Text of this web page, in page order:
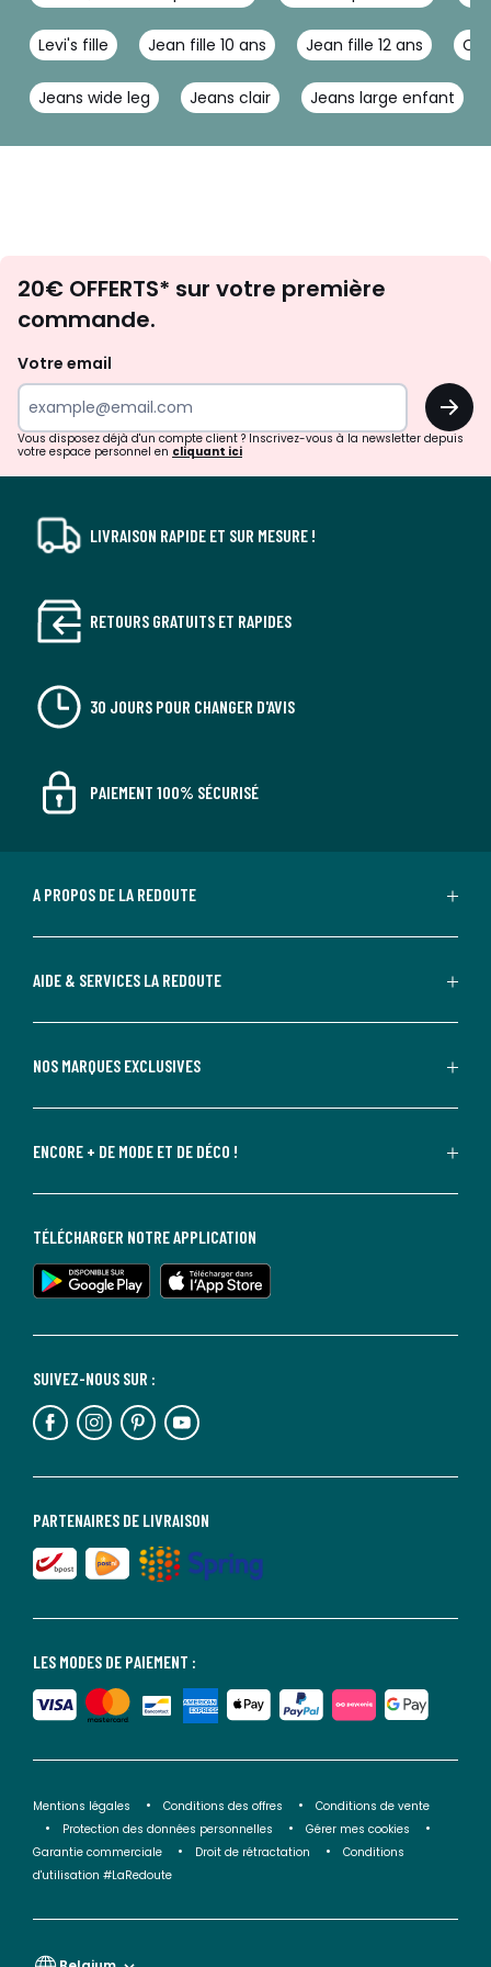
Levi's fille Jean fille 10 ans Jean fille 12 ans
Jeans wide leg Jeans clair Jeans large enfant
d'inspirations
surprises?
20€ OFFERTS* sur votre première
commande.
Votre email
OK
Vous disposez déjà d'un compte client ? Inscrivez-vous à la newsletter depuis
votre espace personnel en cliquant ici
LIVRAISON RAPIDE ET SUR MESURE !
RETOURS GRATUITS ET RAPIDES
30 JOURS POUR CHANGER D'AVIS
PAIEMENT 100% SÉCURISÉ
A PROPOS DE LA REDOUTE
AIDE & SERVICES LA REDOUTE
NOS MARQUES EXCLUSIVES
ENCORE + DE MODE ET DE DÉCO !
LES MODES DE PAIEMENT :
PARTENAIRES DE LIVRAISON
SUIVEZ-NOUS SUR :
TÉLÉCHARGER NOTRE APPLICATION
Mentions légales Conditions des offres
Conditions de vente
Protection des données personnelles
Gérer mes cookies
Garantie commerciale
Droit de rétractation
Conditions
d'utilisation #LaRedoute